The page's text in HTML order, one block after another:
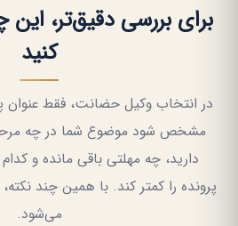
برای بررسی دقیق‌تر، این
کنید
در انتخاب وکیل حضانت، فقط عنوان
مشخص شود موضوع شما در چه
دارید، چه مهلتی باقی مانده و
پرونده را کمتر کند. با همین چند
می‌شود.